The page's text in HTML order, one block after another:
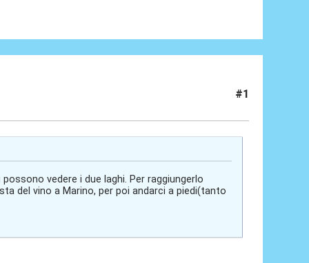
#1
vedere i due laghi. Per raggiungerlo
del vino a Marino, per poi andarci a piedi(tanto